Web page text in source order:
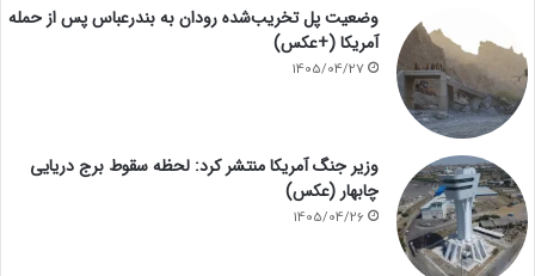
وضعیت پل تخریب‌شده رودان به بندرعباس پس از حمله
آمریکا (+عکس)
1405/04/27
وزیر جنگ آمریکا منتشر کرد: لحظه سقوط برج دریایی
چابهار (عکس)
1405/04/26